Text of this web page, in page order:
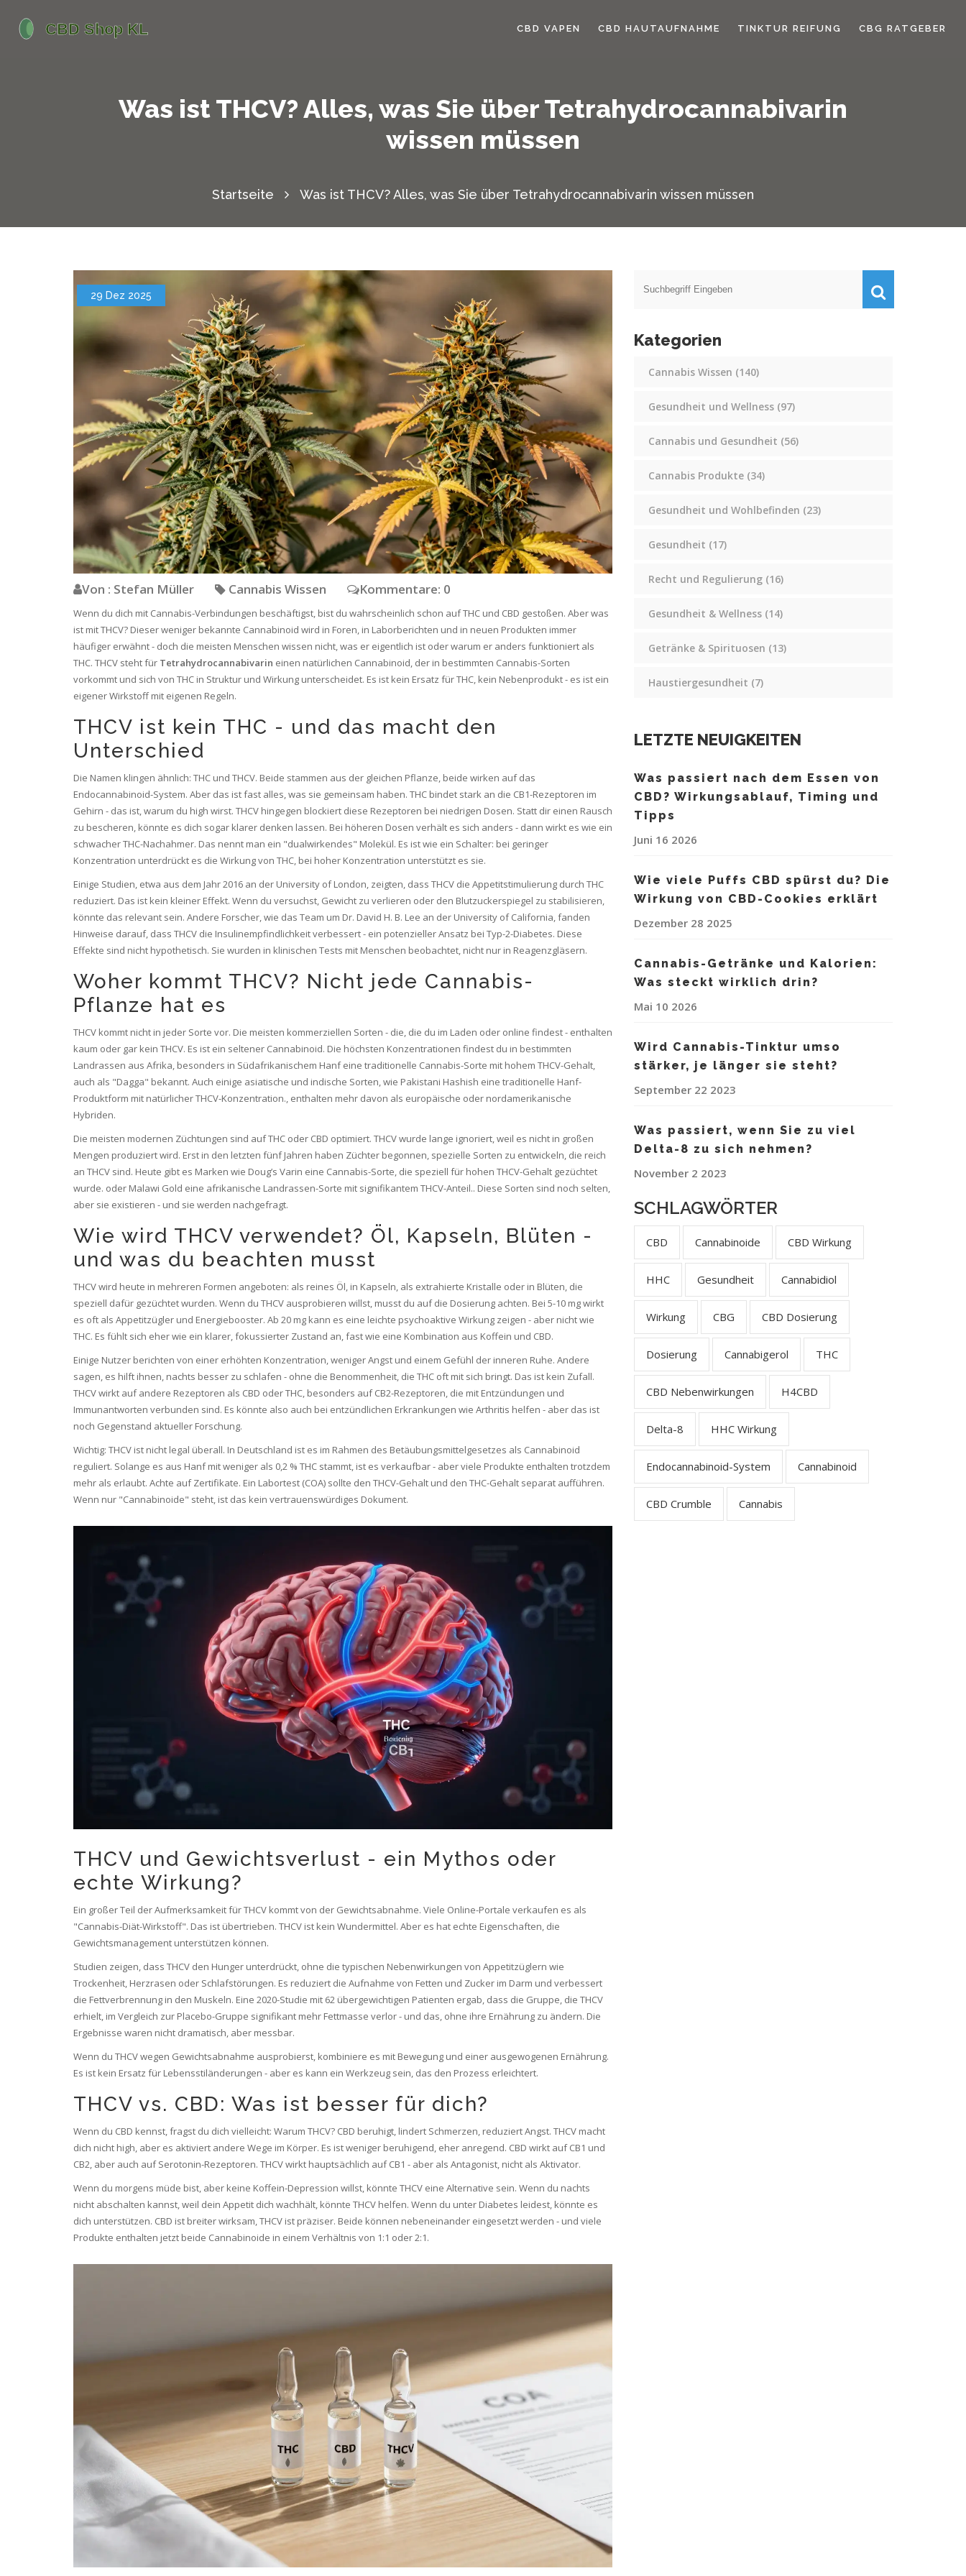
CBD VAPEN CBD HAUTAUFNAHME TINKTUR REIFUNG CBG RATGEBER
Was ist THCV? Alles, was Sie über Tetrahydrocannabivarin
wissen müssen
Startseite Was ist THCV? Alles, was Sie über Tetrahydrocannabivarin wissen müssen
29 Dez 2025
Von : Stefan Müller Cannabis Wissen Kommentare: 0
Wenn du dich mit Cannabis-Verbindungen beschäftigst, bist du wahrscheinlich schon auf THC und CBD gestoßen. Aber was
ist mit THCV? Dieser weniger bekannte Cannabinoid wird in Foren, in Laborberichten und in neuen Produkten immer
häufiger erwähnt - doch die meisten Menschen wissen nicht, was er eigentlich ist oder warum er anders funktioniert als
THC. THCV steht für Tetrahydrocannabivarin einen natürlichen Cannabinoid, der in bestimmten Cannabis-Sorten
vorkommt und sich von THC in Struktur und Wirkung unterscheidet. Es ist kein Ersatz für THC, kein Nebenprodukt - es ist ein
eigener Wirkstoff mit eigenen Regeln.
THCV ist kein THC - und das macht den
Unterschied
Die Namen klingen ähnlich: THC und THCV. Beide stammen aus der gleichen Pflanze, beide wirken auf das
Endocannabinoid-System. Aber das ist fast alles, was sie gemeinsam haben. THC bindet stark an die CB1-Rezeptoren im
Gehirn - das ist, warum du high wirst. THCV hingegen blockiert diese Rezeptoren bei niedrigen Dosen. Statt dir einen Rausch
zu bescheren, könnte es dich sogar klarer denken lassen. Bei höheren Dosen verhält es sich anders - dann wirkt es wie ein
schwacher THC-Nachahmer. Das nennt man ein "dualwirkendes" Molekül. Es ist wie ein Schalter: bei geringer
Konzentration unterdrückt es die Wirkung von THC, bei hoher Konzentration unterstützt es sie.
Einige Studien, etwa aus dem Jahr 2016 an der University of London, zeigten, dass THCV die Appetitstimulierung durch THC
reduziert. Das ist kein kleiner Effekt. Wenn du versuchst, Gewicht zu verlieren oder den Blutzuckerspiegel zu stabilisieren,
könnte das relevant sein. Andere Forscher, wie das Team um Dr. David H. B. Lee an der University of California, fanden
Hinweise darauf, dass THCV die Insulinempfindlichkeit verbessert - ein potenzieller Ansatz bei Typ-2-Diabetes. Diese
Effekte sind nicht hypothetisch. Sie wurden in klinischen Tests mit Menschen beobachtet, nicht nur in Reagenzgläsern.
Woher kommt THCV? Nicht jede Cannabis-
Pflanze hat es
THCV kommt nicht in jeder Sorte vor. Die meisten kommerziellen Sorten - die, die du im Laden oder online findest - enthalten
kaum oder gar kein THCV. Es ist ein seltener Cannabinoid. Die höchsten Konzentrationen findest du in bestimmten
Landrassen aus Afrika, besonders in Südafrikanischem Hanf eine traditionelle Cannabis-Sorte mit hohem THCV-Gehalt,
auch als "Dagga" bekannt. Auch einige asiatische und indische Sorten, wie Pakistani Hashish eine traditionelle Hanf-
Produktform mit natürlicher THCV-Konzentration., enthalten mehr davon als europäische oder nordamerikanische
Hybriden.
Die meisten modernen Züchtungen sind auf THC oder CBD optimiert. THCV wurde lange ignoriert, weil es nicht in großen
Mengen produziert wird. Erst in den letzten fünf Jahren haben Züchter begonnen, spezielle Sorten zu entwickeln, die reich
an THCV sind. Heute gibt es Marken wie Doug’s Varin eine Cannabis-Sorte, die speziell für hohen THCV-Gehalt gezüchtet
wurde. oder Malawi Gold eine afrikanische Landrassen-Sorte mit signifikantem THCV-Anteil.. Diese Sorten sind noch selten,
aber sie existieren - und sie werden nachgefragt.
Wie wird THCV verwendet? Öl, Kapseln, Blüten -
und was du beachten musst
THCV wird heute in mehreren Formen angeboten: als reines Öl, in Kapseln, als extrahierte Kristalle oder in Blüten, die
speziell dafür gezüchtet wurden. Wenn du THCV ausprobieren willst, musst du auf die Dosierung achten. Bei 5-10 mg wirkt
es oft als Appetitzügler und Energiebooster. Ab 20 mg kann es eine leichte psychoaktive Wirkung zeigen - aber nicht wie
THC. Es fühlt sich eher wie ein klarer, fokussierter Zustand an, fast wie eine Kombination aus Koffein und CBD.
Einige Nutzer berichten von einer erhöhten Konzentration, weniger Angst und einem Gefühl der inneren Ruhe. Andere
sagen, es hilft ihnen, nachts besser zu schlafen - ohne die Benommenheit, die THC oft mit sich bringt. Das ist kein Zufall.
THCV wirkt auf andere Rezeptoren als CBD oder THC, besonders auf CB2-Rezeptoren, die mit Entzündungen und
Immunantworten verbunden sind. Es könnte also auch bei entzündlichen Erkrankungen wie Arthritis helfen - aber das ist
noch Gegenstand aktueller Forschung.
Wichtig: THCV ist nicht legal überall. In Deutschland ist es im Rahmen des Betäubungsmittelgesetzes als Cannabinoid
reguliert. Solange es aus Hanf mit weniger als 0,2 % THC stammt, ist es verkaufbar - aber viele Produkte enthalten trotzdem
mehr als erlaubt. Achte auf Zertifikate. Ein Labortest (COA) sollte den THCV-Gehalt und den THC-Gehalt separat aufführen.
Wenn nur "Cannabinoide" steht, ist das kein vertrauenswürdiges Dokument.
THCV und Gewichtsverlust - ein Mythos oder
echte Wirkung?
Ein großer Teil der Aufmerksamkeit für THCV kommt von der Gewichtsabnahme. Viele Online-Portale verkaufen es als
"Cannabis-Diät-Wirkstoff". Das ist übertrieben. THCV ist kein Wundermittel. Aber es hat echte Eigenschaften, die
Gewichtsmanagement unterstützen können.
Studien zeigen, dass THCV den Hunger unterdrückt, ohne die typischen Nebenwirkungen von Appetitzüglern wie
Trockenheit, Herzrasen oder Schlafstörungen. Es reduziert die Aufnahme von Fetten und Zucker im Darm und verbessert
die Fettverbrennung in den Muskeln. Eine 2020-Studie mit 62 übergewichtigen Patienten ergab, dass die Gruppe, die THCV
erhielt, im Vergleich zur Placebo-Gruppe signifikant mehr Fettmasse verlor - und das, ohne ihre Ernährung zu ändern. Die
Ergebnisse waren nicht dramatisch, aber messbar.
Wenn du THCV wegen Gewichtsabnahme ausprobierst, kombiniere es mit Bewegung und einer ausgewogenen Ernährung.
Es ist kein Ersatz für Lebensstiländerungen - aber es kann ein Werkzeug sein, das den Prozess erleichtert.
THCV vs. CBD: Was ist besser für dich?
Wenn du CBD kennst, fragst du dich vielleicht: Warum THCV? CBD beruhigt, lindert Schmerzen, reduziert Angst. THCV macht
dich nicht high, aber es aktiviert andere Wege im Körper. Es ist weniger beruhigend, eher anregend. CBD wirkt auf CB1 und
CB2, aber auch auf Serotonin-Rezeptoren. THCV wirkt hauptsächlich auf CB1 - aber als Antagonist, nicht als Aktivator.
Wenn du morgens müde bist, aber keine Koffein-Depression willst, könnte THCV eine Alternative sein. Wenn du nachts
nicht abschalten kannst, weil dein Appetit dich wachhält, könnte THCV helfen. Wenn du unter Diabetes leidest, könnte es
dich unterstützen. CBD ist breiter wirksam, THCV ist präziser. Beide können nebeneinander eingesetzt werden - und viele
Produkte enthalten jetzt beide Cannabinoide in einem Verhältnis von 1:1 oder 2:1.
Kategorien
Cannabis Wissen (140)
Gesundheit und Wellness (97)
Cannabis und Gesundheit (56)
Cannabis Produkte (34)
Gesundheit und Wohlbefinden (23)
Gesundheit (17)
Recht und Regulierung (16)
Gesundheit & Wellness (14)
Getränke & Spirituosen (13)
Haustiergesundheit (7)
LETZTE NEUIGKEITEN
Was passiert nach dem Essen von
CBD? Wirkungsablauf, Timing und
Tipps
Juni 16 2026
Wie viele Puffs CBD spürst du? Die
Wirkung von CBD-Cookies erklärt
Dezember 28 2025
Cannabis-Getränke und Kalorien:
Was steckt wirklich drin?
Mai 10 2026
Wird Cannabis-Tinktur umso
stärker, je länger sie steht?
September 22 2023
Was passiert, wenn Sie zu viel
Delta-8 zu sich nehmen?
November 2 2023
SCHLAGWÖRTER
CBD Cannabinoide CBD Wirkung
HHC Gesundheit Cannabidiol
Wirkung CBG CBD Dosierung
Dosierung Cannabigerol THC
CBD Nebenwirkungen H4CBD
Delta-8 HHC Wirkung
Endocannabinoid-System Cannabinoid
CBD Crumble Cannabis